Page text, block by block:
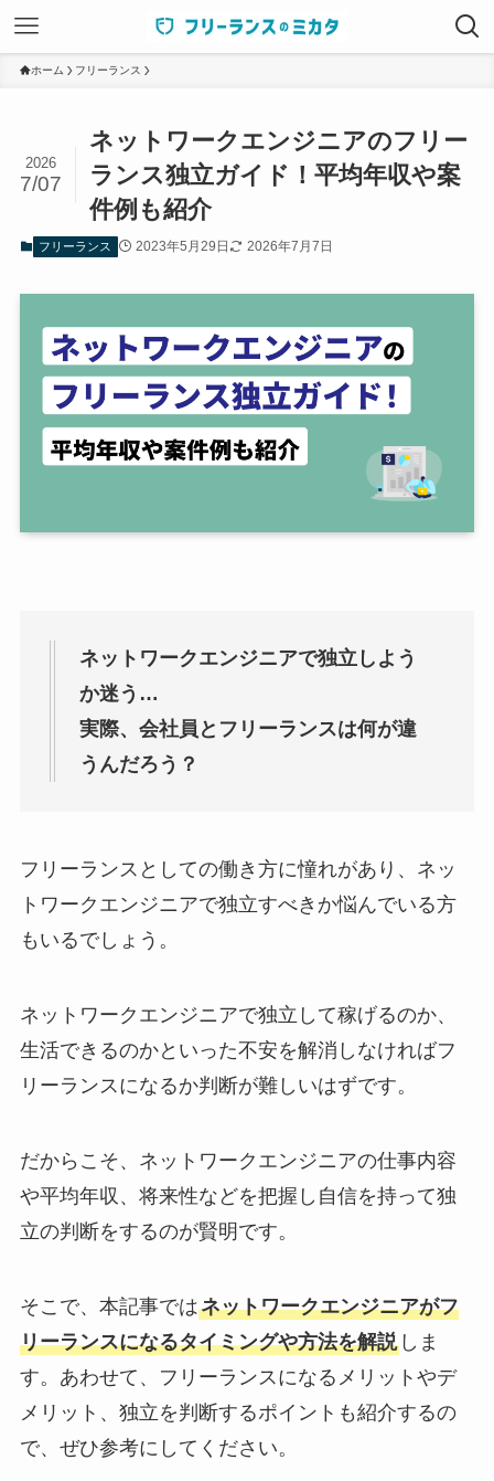
ホーム フリーランス
ネットワークエンジニアのフリー
ランス独立ガイド！平均年収や案
件例も紹介
2026
7/07
フリーランス 2023年5月29日 2026年7月7日
ネットワークエンジニアで独立しよう
か迷う…
実際、会社員とフリーランスは何が違
うんだろう？
フリーランスとしての働き方に憧れがあり、ネッ
トワークエンジニアで独立すべきか悩んでいる方
もいるでしょう。
ネットワークエンジニアで独立して稼げるのか、
生活できるのかといった不安を解消しなければフ
リーランスになるか判断が難しいはずです。
だからこそ、ネットワークエンジニアの仕事内容
や平均年収、将来性などを把握し自信を持って独
立の判断をするのが賢明です。
そこで、本記事ではネットワークエンジニアがフ
リーランスになるタイミングや方法を解説しま
す。あわせて、フリーランスになるメリットやデ
メリット、独立を判断するポイントも紹介するの
で、ぜひ参考にしてください。